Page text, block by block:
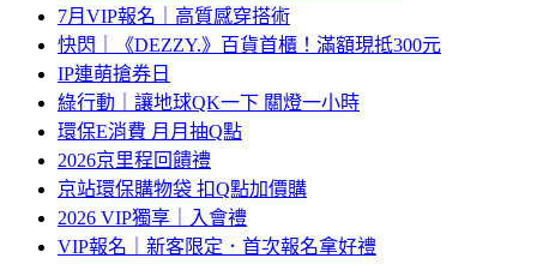
7月VIP報名｜高質感穿搭術
快閃｜《DEZZY.》百貨首櫃！滿額現抵300元
IP連萌搶券日
綠行動｜讓地球QK一下 關燈一小時
環保E消費 月月抽Q點
2026京里程回饋禮
京站環保購物袋 扣Q點加價購
2026 VIP獨享｜入會禮
VIP報名｜新客限定．首次報名拿好禮